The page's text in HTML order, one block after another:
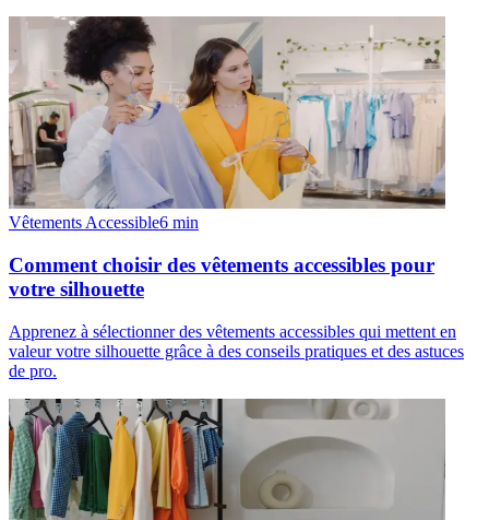
Vêtements Accessible6 min
Comment choisir des vêtements accessibles pour
votre silhouette
Apprenez à sélectionner des vêtements accessibles qui mettent en
valeur votre silhouette grâce à des conseils pratiques et des astuces
de pro.